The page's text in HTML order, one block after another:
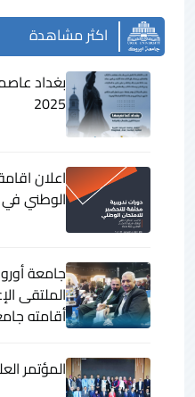
اكثر مشاهدة
بغداد
2025
اعلان
الوطني
جامعة
الملتقى
أقامته
المؤتمر